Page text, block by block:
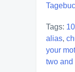
Tags:
alias,
your
two and